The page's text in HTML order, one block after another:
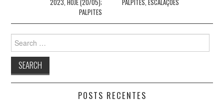
2023, HOJE (20/05);
PALPITES
PALPITES, ESCALAÇÕES
for:
POSTS RECENTES